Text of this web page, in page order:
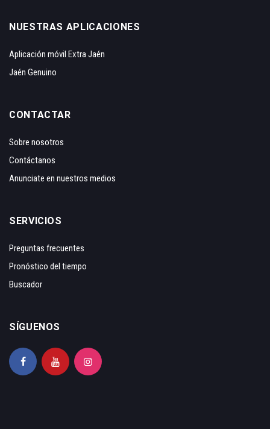
NUESTRAS APLICACIONES
Aplicación móvil Extra Jaén
Jaén Genuino
CONTACTAR
Sobre nosotros
Contáctanos
Anunciate en nuestros medios
SERVICIOS
Preguntas frecuentes
Pronóstico del tiempo
Buscador
SÍGUENOS